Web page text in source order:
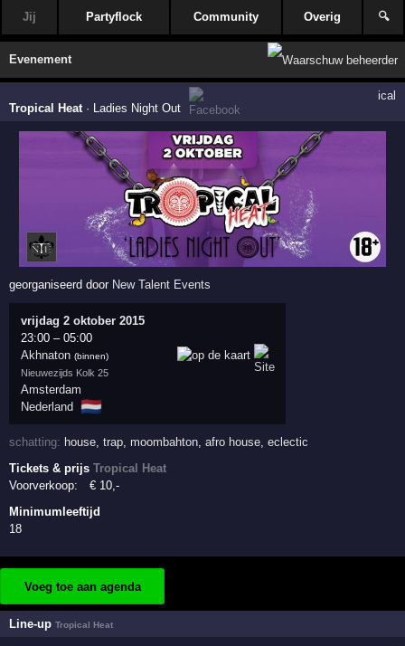
Jij Partyflock Community Overig 🔍
Evenement
Tropical Heat· Ladies Night Out
ical
georganiseerd door New Talent Events
vrijdag 2 oktober 2015
23:00 –05:00
Akhnaton (binnen)
Nieuwezijds Kolk 25
Amsterdam
Nederland 🇳🇱
schatting: house ,trap moombahton ,afro house ,eclectic
Tickets & prijsTropical Heat
Voorverkoop:
€ 10,-
Minimumleeftijd
18
Voeg toe aan agenda
Line-upTropical Heat